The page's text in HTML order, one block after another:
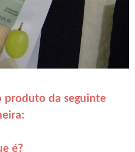
produto da seguinte
é?